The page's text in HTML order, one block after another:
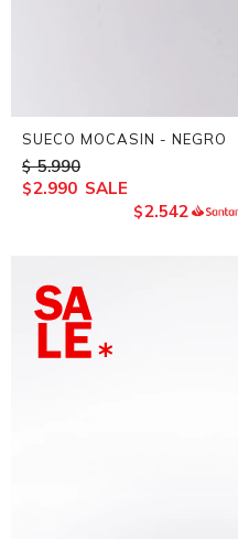
SUECO MOCASIN - NEGRO
$ 5.990
$2.990
$2.542